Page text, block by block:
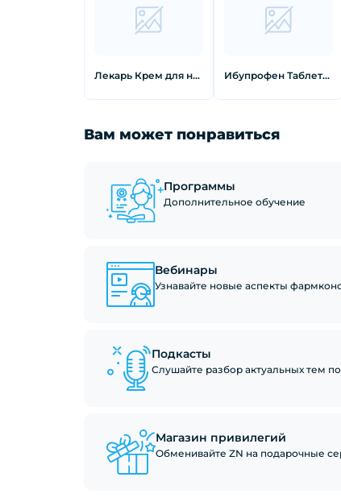
Лекарь Крем для ног размягчающий с мочевиной при натоптышах 50 мл Ибупрофен Таблетки покрытые оболочкой 200 мг 50 шт
Вам может понравиться
Программы
Дополнительное обучение
Вебинары
Узнавайте новые аспекты
Подкасты
Слушайте разбор актуальных тем
Магазин привилегий
Обменивайте ZN на подарочные